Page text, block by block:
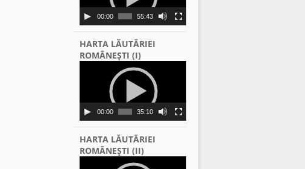
00:00 55:43
HARTA LĂUTĂRIEI
ROMÂNEŞTI (I)
00:00 35:10
HARTA LĂUTĂRIEI
ROMÂNEŞTI (II)